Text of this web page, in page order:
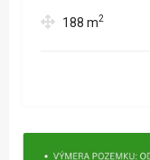
188 m2